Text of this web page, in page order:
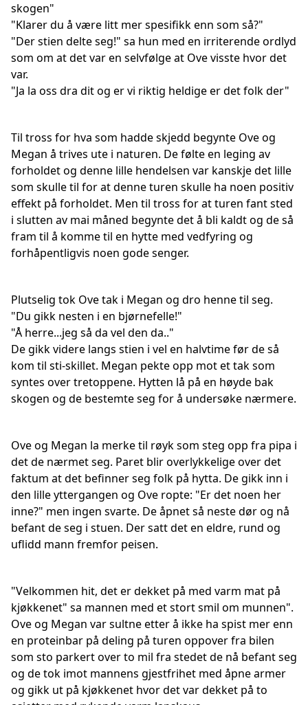
skogen"
"Klarer du å være litt mer spesifikk enn som så?"
"Der stien delte seg!" sa hun med en irriterende ordlyd
som om at det var en selvfølge at Ove visste hvor det
var.
"Ja la oss dra dit og er vi riktig heldige er det folk der"
Til tross for hva som hadde skjedd begynte Ove og
Megan å trives ute i naturen. De følte en leging av
forholdet og denne lille hendelsen var kanskje det lille
som skulle til for at denne turen skulle ha noen positiv
effekt på forholdet. Men til tross for at turen fant sted
i slutten av mai måned begynte det å bli kaldt og de så
fram til å komme til en hytte med vedfyring og
forhåpentligvis noen gode senger.
Plutselig tok Ove tak i Megan og dro henne til seg.
"Du gikk nesten i en bjørnefelle!"
"Å herre...jeg så da vel den da.."
De gikk videre langs stien i vel en halvtime før de så
kom til sti-skillet. Megan pekte opp mot et tak som
syntes over tretoppene. Hytten lå på en høyde bak
skogen og de bestemte seg for å undersøke nærmere.
Ove og Megan la merke til røyk som steg opp fra pipa i
det de nærmet seg. Paret blir overlykkelige over det
faktum at det befinner seg folk på hytta. De gikk inn i
den lille yttergangen og Ove ropte: "Er det noen her
inne?" men ingen svarte. De åpnet så neste dør og nå
befant de seg i stuen. Der satt det en eldre, rund og
uflidd mann fremfor peisen.
"Velkommen hit, det er dekket på med varm mat på
kjøkkenet" sa mannen med et stort smil om munnen".
Ove og Megan var sultne etter å ikke ha spist mer enn
en proteinbar på deling på turen oppover fra bilen
som sto parkert over to mil fra stedet de nå befant seg
og de tok imot mannens gjestfrihet med åpne armer
og gikk ut på kjøkkenet hvor det var dekket på to